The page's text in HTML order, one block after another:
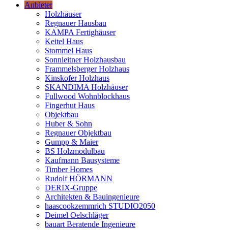
Anbieter
Holzhäuser
Regnauer Hausbau
KAMPA Fertighäuser
Keitel Haus
Stommel Haus
Sonnleitner Holzhausbau
Frammelsberger Holzhaus
Kinskofer Holzhaus
SKANDIMA Holzhäuser
Fullwood Wohnblockhaus
Fingerhut Haus
Objektbau
Huber & Sohn
Regnauer Objektbau
Gumpp & Maier
BS Holzmodulbau
Kaufmann Bausysteme
Timber Homes
Rudolf HÖRMANN
DERIX-Gruppe
Architekten & Bauingenieure
haascookzemmrich STUDIO2050
Deimel Oelschläger
bauart Beratende Ingenieure